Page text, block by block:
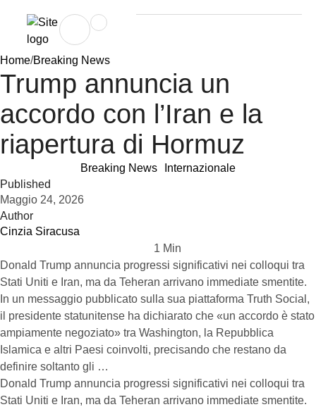
Home/Breaking News
Trump annuncia un
accordo con l’Iran e la
riapertura di Hormuz
Breaking News
Internazionale
Published
Maggio 24, 2026
Author
Cinzia Siracusa
1 Min
Donald Trump annuncia progressi significativi nei colloqui tra
Stati Uniti e Iran, ma da Teheran arrivano immediate smentite.
In un messaggio pubblicato sulla sua piattaforma Truth Social,
il presidente statunitense ha dichiarato che «un accordo è stato
ampiamente negoziato» tra Washington, la Repubblica
Islamica e altri Paesi coinvolti, precisando che restano da
definire soltanto gli …
Donald Trump annuncia progressi significativi nei colloqui tra
Stati Uniti e Iran, ma da Teheran arrivano immediate smentite.